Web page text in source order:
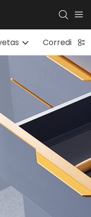
Corrediças